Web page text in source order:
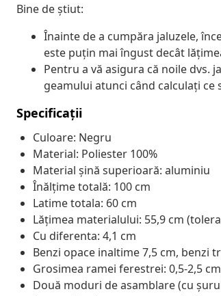
Bine de știut:
Înainte de a cumpăra jaluzele,
este puțin mai îngust decât
Pentru a vă asigura că noile dvs.
geamului atunci când calculați ce
Specificații
Culoare: Negru
Material: Poliester 100%
Material șină superioară: aluminiu
Înălțime totală: 100 cm
Latime totala: 60 cm
Lățimea materialului: 55,9 cm
Cu diferenta: 4,1 cm
Benzi opace inaltime 7,5 cm, benzi
Grosimea ramei ferestrei: 0,5-2,5 cm
Două moduri de asamblare (cu